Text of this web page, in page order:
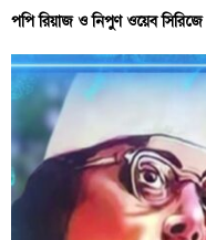
পপি রিয়াজ ও নিপুণ ওয়েব সিরিজে